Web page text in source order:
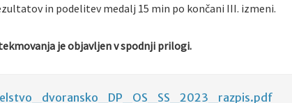
in podelitev medalj 15 min po končani III. izmeni.
je objavljen v spodnji prilogi.